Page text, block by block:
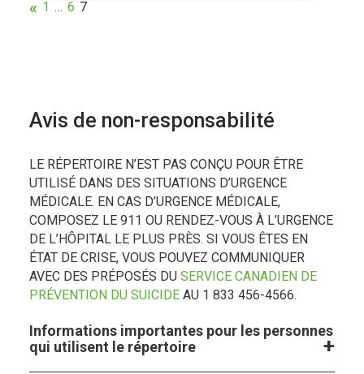
1 … 6 7
Avis de non-responsabilité
LE RÉPERTOIRE N’EST PAS CONÇU POUR ÊTRE
UTILISÉ DANS DES SITUATIONS D’URGENCE
MÉDICALE. EN CAS D’URGENCE MÉDICALE,
COMPOSEZ LE 911 OU RENDEZ-VOUS À L’URGENCE
DE L’HÔPITAL LE PLUS PRÈS. SI VOUS ÊTES EN
ÉTAT DE CRISE, VOUS POUVEZ COMMUNIQUER
AVEC DES PRÉPOSÉS DU SERVICE CANADIEN DE
PRÉVENTION DU SUICIDE AU 1 833 456-4566.
Informations importantes pour les personnes
qui utilisent le répertoire